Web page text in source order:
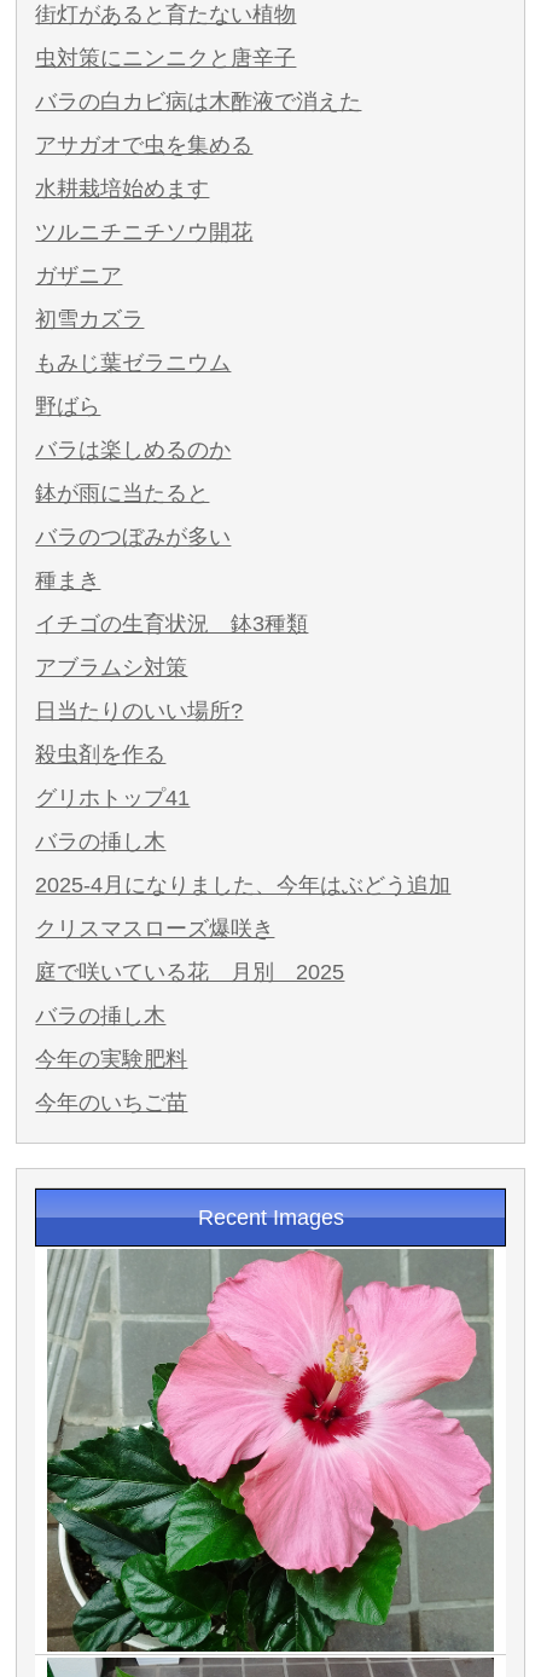
街灯があると育たない植物
虫対策にニンニクと唐辛子
バラの白カビ病は木酢液で消えた
アサガオで虫を集める
水耕栽培始めます
ツルニチニチソウ開花
ガザニア
初雪カズラ
もみじ葉ゼラニウム
野ばら
バラは楽しめるのか
鉢が雨に当たると
バラのつぼみが多い
種まき
イチゴの生育状況 鉢3種類
アブラムシ対策
日当たりのいい場所?
殺虫剤を作る
グリホトップ41
バラの挿し木
2025-4月になりました、今年はぶどう追加
クリスマスローズ爆咲き
庭で咲いている花 月別 2025
バラの挿し木
今年の実験肥料
今年のいちご苗
Recent Images